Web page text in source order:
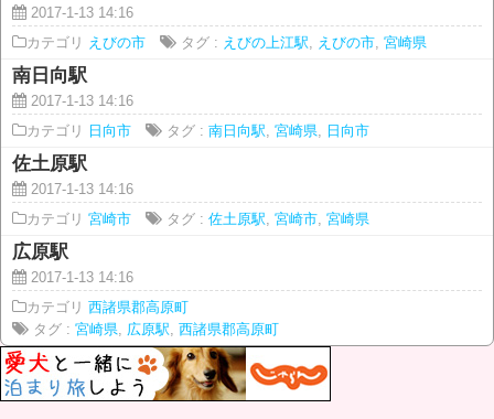
2017-1-13 14:16
カテゴリ
えびの市 タグ : えびの上江駅, えびの市, 宮崎県
南日向駅
2017-1-13 14:16
カテゴリ
日向市 タグ : 南日向駅, 宮崎県, 日向市
佐土原駅
2017-1-13 14:16
カテゴリ 宮崎市 タグ : 佐土原駅, 宮崎市, 宮崎県
広原駅
2017-1-13 14:16
カテゴリ 西諸県郡高原町
タグ : 宮崎県, 広原駅, 西諸県郡高原町